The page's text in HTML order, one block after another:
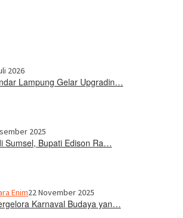
2026
Lampung Gelar Upgradin…
2025
Sumsel, Bupati Edison Ra…
Enim22 November 2025
Karnaval Budaya yan…